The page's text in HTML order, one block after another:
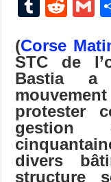
e
b
o
o
k
T
m
bl
r
R
d
di
t
G
l
(Corse
STC de
Bastia a
protester
gestion
divers
structure